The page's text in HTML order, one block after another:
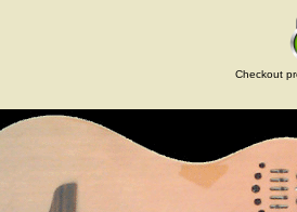
Checkout